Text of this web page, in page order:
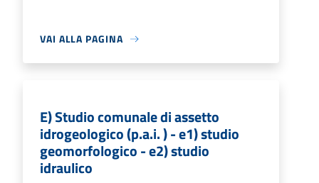
VAI ALLA PAGINA
E) Studio comunale di assetto
idrogeologico (p.a.i. ) - e1) studio
geomorfologico - e2) studio
idraulico